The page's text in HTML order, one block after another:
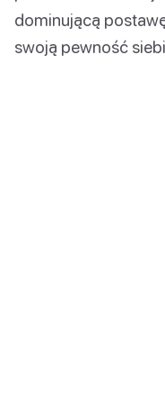
dominującą
swoją pewność